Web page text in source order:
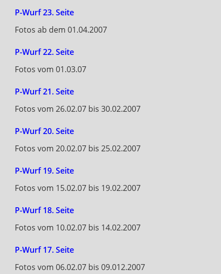
P-Wurf 23. Seite
Fotos ab dem 01.04.2007
P-Wurf 22. Seite
Fotos vom 01.03.07
P-Wurf 21. Seite
Fotos vom 26.02.07 bis 30.02.2007
P-Wurf 20. Seite
Fotos vom 20.02.07 bis 25.02.2007
P-Wurf 19. Seite
Fotos vom 15.02.07 bis 19.02.2007
P-Wurf 18. Seite
Fotos vom 10.02.07 bis 14.02.2007
P-Wurf 17. Seite
Fotos vom 06.02.07 bis 09.012.2007